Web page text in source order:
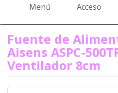
Menú Acceso
Fuente de
Aisens ASPC-
Ventilador 8cm